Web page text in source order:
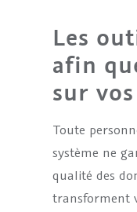
Les
afin
sur
Toute
système ne
qualité des
transforment